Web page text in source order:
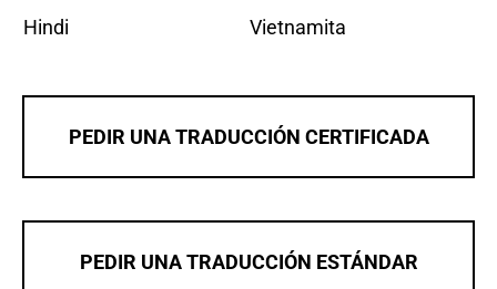
Hindi
Vietnamita
PEDIR UNA TRADUCCIÓN CERTIFICADA
PEDIR UNA TRADUCCIÓN ESTÁNDAR